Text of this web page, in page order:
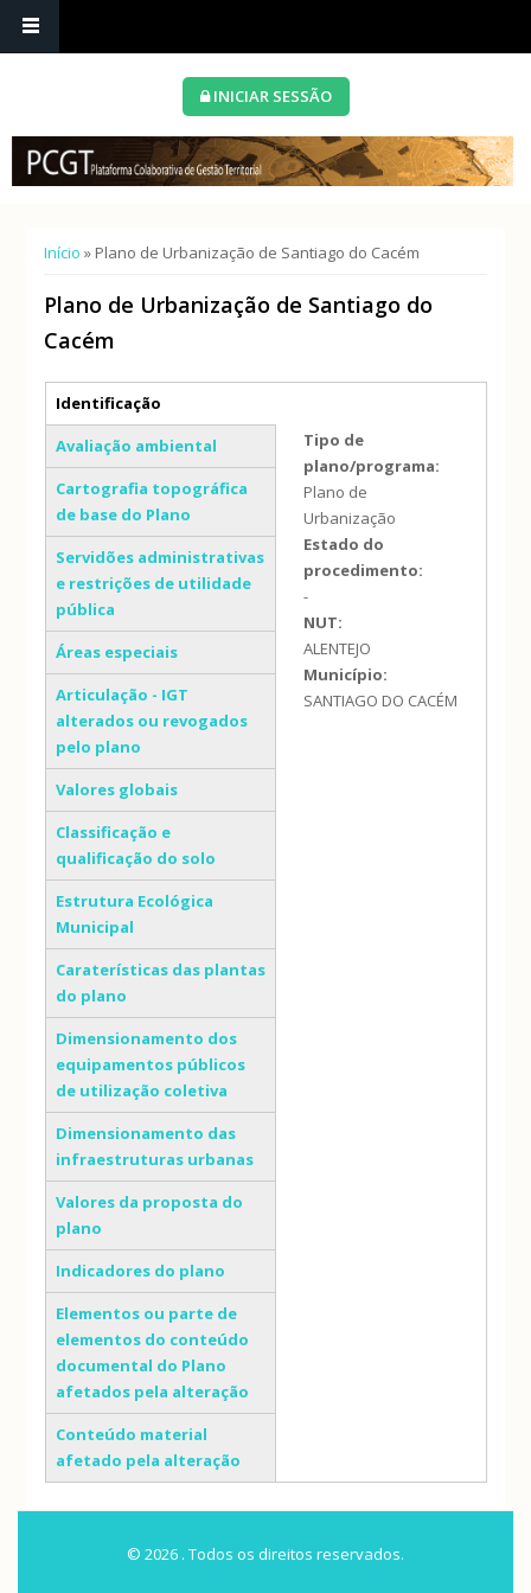
INICIAR SESSÃO
Está aqui
Início » Plano de Urbanização de Santiago do Cacém
Plano de Urbanização de Santiago do
Cacém
Separadores verticais
Identificação
(separador ativo)
Avaliação ambiental
Cartografia topográfica
de base do Plano
Servidões administrativas
e restrições de utilidade
pública
Áreas especiais
Articulação - IGT
alterados ou revogados
pelo plano
Valores globais
Classificação e
qualificação do solo
Estrutura Ecológica
Municipal
Caraterísticas das plantas
do plano
Dimensionamento dos
equipamentos públicos
de utilização coletiva
Dimensionamento das
infraestruturas urbanas
Valores da proposta do
plano
Indicadores do plano
Elementos ou parte de
elementos do conteúdo
documental do Plano
afetados pela alteração
Conteúdo material
afetado pela alteração
Tipo de
plano/programa:
Plano de
Urbanização
Estado do
procedimento:
-
NUT:
ALENTEJO
Município:
SANTIAGO DO CACÉM
© 2026 . Todos os direitos reservados.